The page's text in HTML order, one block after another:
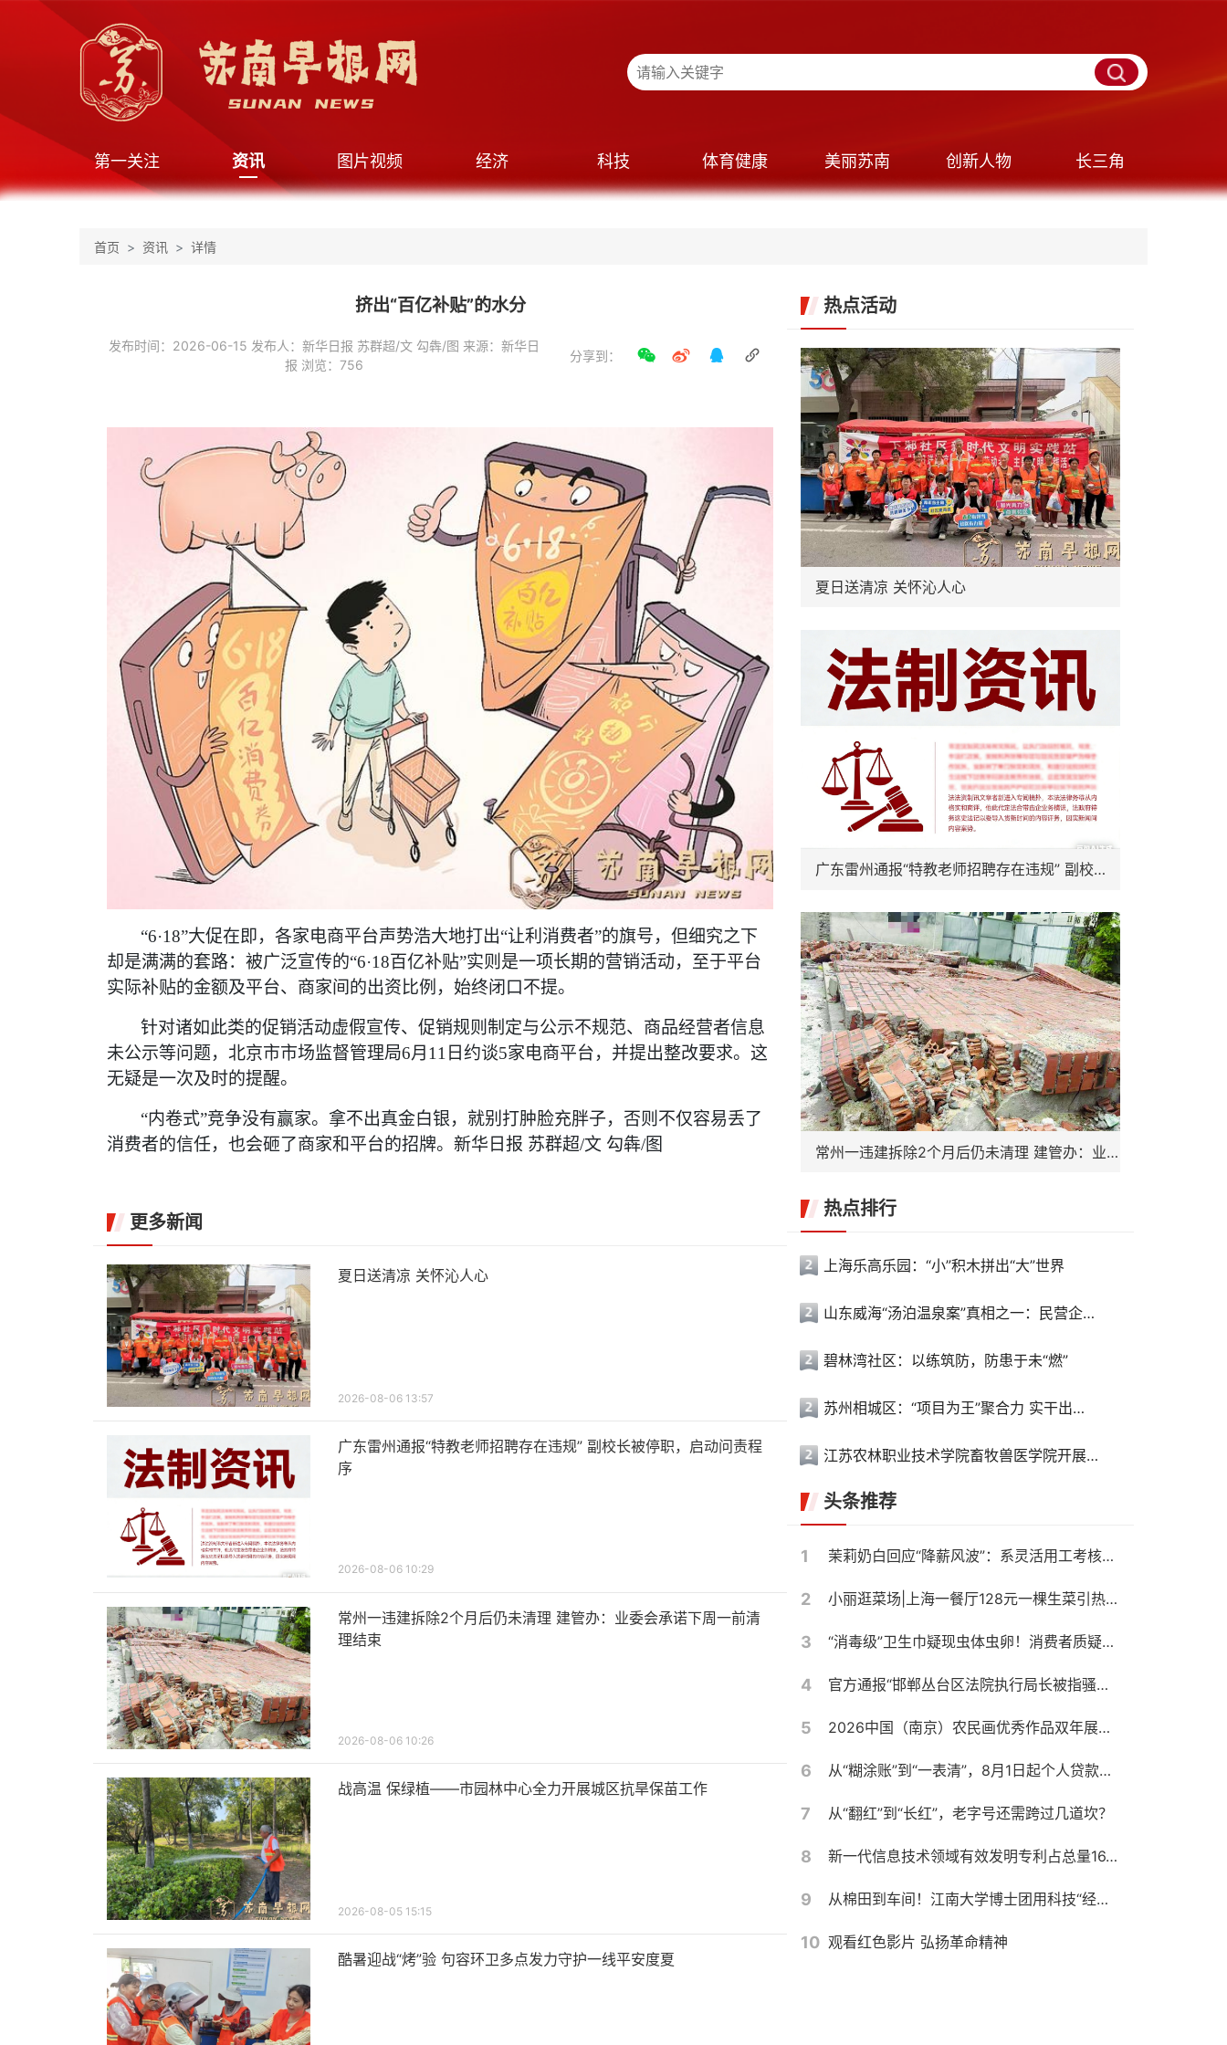
第一关注 资讯 图片视频 经济 科技 体育健康 美丽苏南 创新人物 长三角
首页 资讯 详情
挤出“百亿补贴”的水分
发布时间：2026-06-15 发布人：新华日报 苏群超/文 勾犇/图 来源：新华日
报 浏览：756
分享到：
“6·18”大促在即，各家电商平台声势浩大地打出“让利消费者”的旗号，但细究之下
却是满满的套路：被广泛宣传的“6·18百亿补贴”实则是一项长期的营销活动，至于平台
实际补贴的金额及平台、商家间的出资比例，始终闭口不提。
针对诸如此类的促销活动虚假宣传、促销规则制定与公示不规范、商品经营者信息
未公示等问题，北京市市场监督管理局6月11日约谈5家电商平台，并提出整改要求。这
无疑是一次及时的提醒。
“内卷式”竞争没有赢家。拿不出真金白银，就别打肿脸充胖子，否则不仅容易丢了
消费者的信任，也会砸了商家和平台的招牌。新华日报 苏群超/文 勾犇/图
更多新闻
夏日送清凉 关怀沁人心
2026-08-06 13:57
广东雷州通报“特教老师招聘存在违规” 副校长被停职，启动问责程
序
2026-08-06 10:29
常州一违建拆除2个月后仍未清理 建管办：业委会承诺下周一前清
理结束
2026-08-06 10:26
战高温 保绿植——市园林中心全力开展城区抗旱保苗工作
2026-08-05 15:15
酷暑迎战“烤”验 句容环卫多点发力守护一线平安度夏
热点活动
夏日送清凉 关怀沁人心
广东雷州通报“特教老师招聘存在违规” 副校长被停职，启动问责程序
常州一违建拆除2个月后仍未清理 建管办：业委会承诺下周一前清理结束
热点排行
上海乐高乐园：“小”积木拼出“大”世界
山东威海“汤泊温泉案”真相之一：民营企业家汤天众之死
碧林湾社区：以练筑防，防患于未“燃”
苏州相城区：“项目为王”聚合力 实干出彩开“新”局
江苏农林职业技术学院畜牧兽医学院开展喜迎国庆系列活动
头条推荐
1 茉莉奶白回应“降薪风波”：系灵活用工考核调整，与侵权案无关
2 小丽逛菜场|上海一餐厅128元一棵生菜引热议，记者带你10元以内复刻同款沙拉
3 “消毒级”卫生巾疑现虫体虫卵！消费者质疑产品安全，厂家称需核验样品
4 官方通报“邯郸丛台区法院执行局长被指骚扰女当事人并索贿”：不当言论通话录音确系郭红波本人，其已被停职，将进行严肃处理
5 2026中国（南京）农民画优秀作品双年展在宁开幕
6 从“糊涂账”到“一表清”，8月1日起个人贷款新规实施！对你我有何影响？
7 从“翻红”到“长红”，老字号还需跨过几道坎？
8 新一代信息技术领域有效发明专利占总量16.5%
9 从棉田到车间！江南大学博士团用科技“经纬”织就援疆新篇
10 观看红色影片 弘扬革命精神